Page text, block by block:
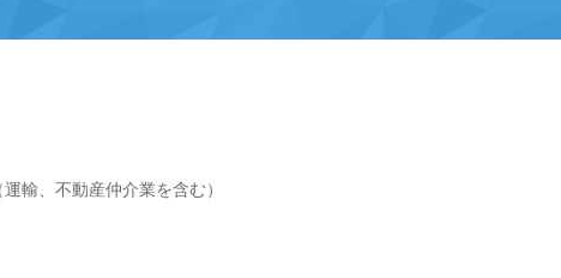
輸、不動産仲介業を含む）